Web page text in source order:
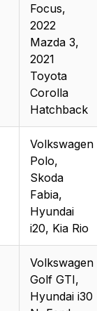
Focus,
2022
Mazda 3,
2021
Toyota
Corolla
Hatchback
Volkswagen
Polo,
Skoda
Fabia,
Hyundai
i20, Kia Rio
Volkswagen
Golf GTI,
Hyundai i30